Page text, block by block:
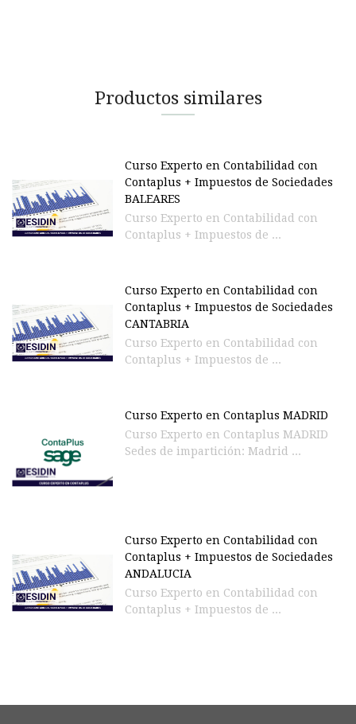
Productos similares
Curso Experto en Contabilidad con
Contaplus + Impuestos de Sociedades
BALEARES
Curso Experto en Contabilidad con
Contaplus + Impuestos de ...
Curso Experto en Contabilidad con
Contaplus + Impuestos de Sociedades
CANTABRIA
Curso Experto en Contabilidad con
Contaplus + Impuestos de ...
Curso Experto en Contaplus MADRID
Curso Experto en Contaplus MADRID
Sedes de impartición: Madrid ...
Curso Experto en Contabilidad con
Contaplus + Impuestos de Sociedades
ANDALUCIA
Curso Experto en Contabilidad con
Contaplus + Impuestos de ...